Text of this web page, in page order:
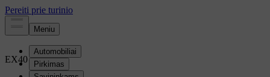
EX40 Elektrinis